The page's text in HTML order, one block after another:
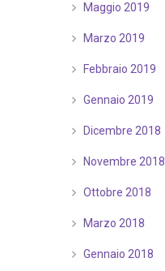
Maggio 2019
Marzo 2019
Febbraio 2019
Gennaio 2019
Dicembre 2018
Novembre 2018
Ottobre 2018
Marzo 2018
Gennaio 2018